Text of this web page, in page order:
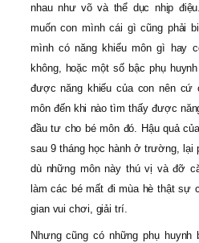
nhau như võ và thể dục nhịp
muốn con mình cái gì cũng phải
mình có năng khiếu môn gì hay
không, hoặc một số bậc phụ
được năng khiếu của con nên cứ
môn đến khi nào tìm thấy được
đầu tư cho bé môn đó. Hậu quả
sau 9 tháng học hành ở trường, lại
dù những môn này thú vị và đỡ
làm các bé mất đi mùa hè thật sự
gian vui chơi, giải trí.
Nhưng cũng có những phụ